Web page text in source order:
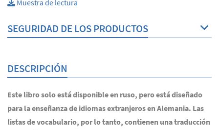
Muestra de lectura
SEGURIDAD DE LOS PRODUCTOS
DESCRIPCIÓN
Este libro solo está disponible en ruso, pero está diseñado
para la enseñanza de idiomas extranjeros en Alemania. Las
listas de vocabulario, por lo tanto, contienen una traducción